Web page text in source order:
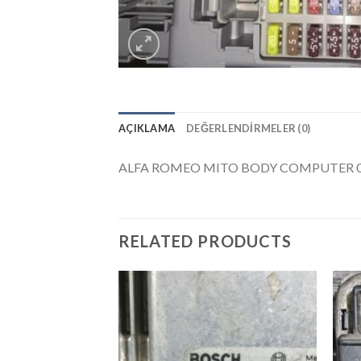
AÇIKLAMA DEĞERLENDIRMELER (0)
ALFA ROMEO MITO BODY COMPUTER
RELATED PRODUCTS
İstek
Listeme